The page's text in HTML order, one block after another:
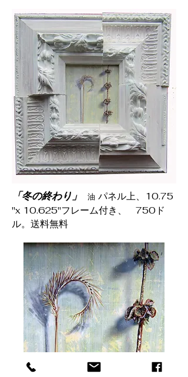
「冬の終わり」 油 パネル上、10.75
"x 10.625"フレーム付き、
750ド
ル。送料無料